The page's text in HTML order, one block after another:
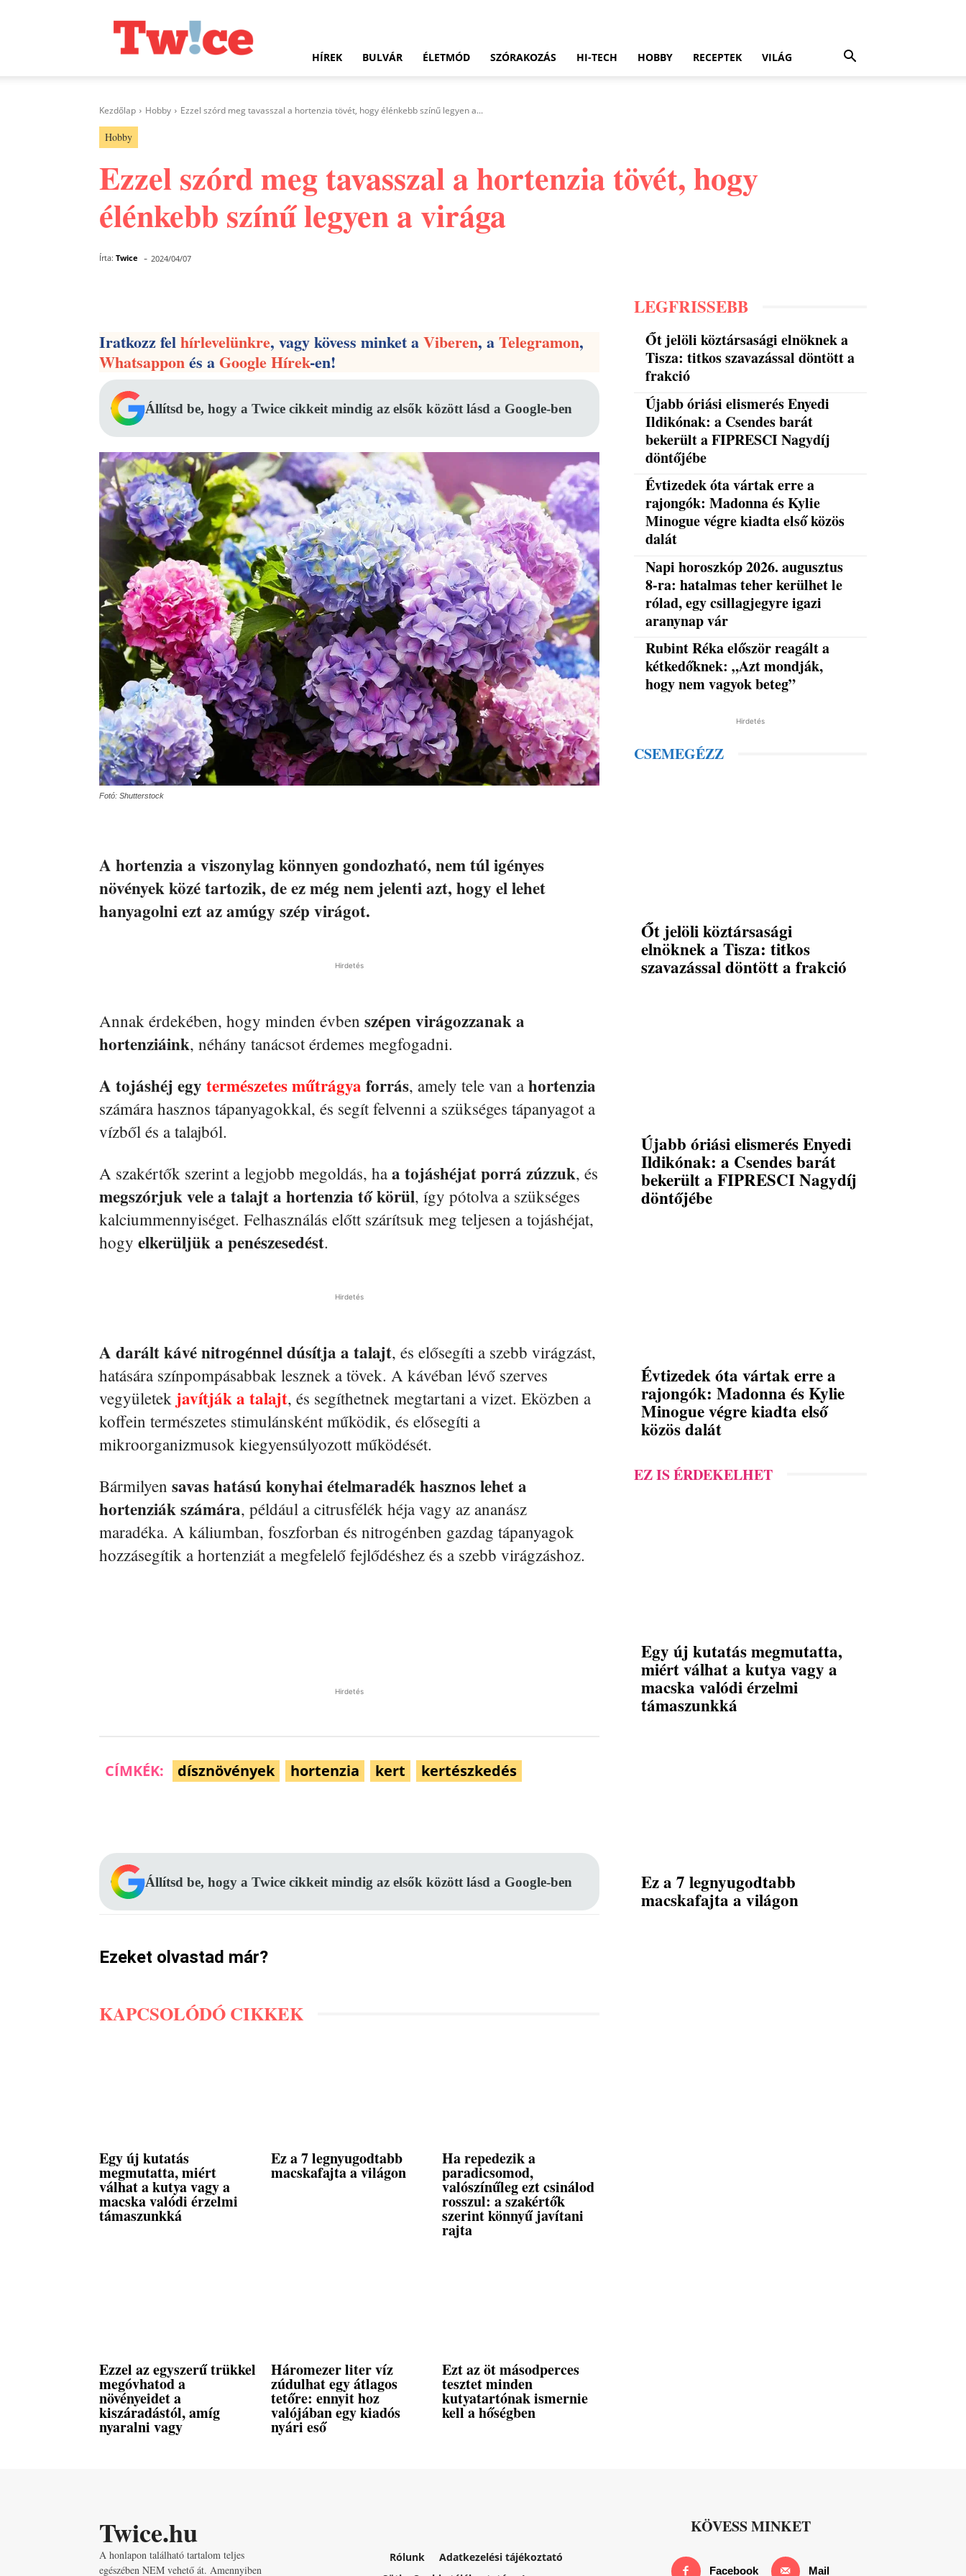
HÍREK BULVÁR ÉLETMÓD SZÓRAKOZÁS HI-TECH HOBBY RECEPTEK VILÁG
Kezdőlap Hobby Ezzel szórd meg tavasszal a hortenzia tövét, hogy élénkebb színű legyen a...
Hobby
Ezzel szórd meg tavasszal a hortenzia tövét, hogy
élénkebb színű legyen a virága
Írta: Twice - 2024/04/07
Iratkozz felhírlevelünkre, vagy kövess minket aViberen, aTelegramon,
Whatsapponés aGoogle Hírek-en!
Állítsd be, hogy a Twice cikkeit mindig az elsők között lásd a Google-ben
Fotó: Shutterstock
A hortenzia a viszonylag könnyen gondozható, nem túl igényes
növények közé tartozik, de ez még nem jelenti azt, hogy el lehet
hanyagolni ezt az amúgy szép virágot.
Hirdetés
Annak érdekében, hogy minden évben szépen virágozzanak a
hortenziáink, néhány tanácsot érdemes megfogadni.
A tojáshéj egy természetes műtrágya forrás, amely tele van a hortenzia
számára hasznos tápanyagokkal, és segít felvenni a szükséges tápanyagot a
vízből és a talajból.
A szakértők szerint a legjobb megoldás, ha a tojáshéjat porrá zúzzuk, és
megszórjuk vele a talajt a hortenzia tő körül, így pótolva a szükséges
kalciummennyiséget. Felhasználás előtt szárítsuk meg teljesen a tojáshéjat,
hogy elkerüljük a penészesedést.
Hirdetés
A darált kávé nitrogénnel dúsítja a talajt, és elősegíti a szebb virágzást,
hatására színpompásabbak lesznek a tövek. A kávéban lévő szerves
vegyületek javítják a talajt, és segíthetnek megtartani a vizet. Eközben a
koffein természetes stimulánsként működik, és elősegíti a
mikroorganizmusok kiegyensúlyozott működését.
Bármilyen savas hatású konyhai ételmaradék hasznos lehet a
hortenziák számára, például a citrusfélék héja vagy az ananász
maradéka. A káliumban, foszforban és nitrogénben gazdag tápanyagok
hozzásegítik a hortenziát a megfelelő fejlődéshez és a szebb virágzáshoz.
Hirdetés
CÍMKÉK: dísznövények hortenzia kert kertészkedés
Állítsd be, hogy a Twice cikkeit mindig az elsők között lásd a Google-ben
Ezeket olvastad már?
KAPCSOLÓDÓ CIKKEK
Egy új kutatás
megmutatta, miért
válhat a kutya vagy a
macska valódi érzelmi
támaszunkká
Ez a 7 legnyugodtabb
macskafajta a világon
Ha repedezik a
paradicsomod,
valószínűleg ezt csinálod
rosszul: a szakértők
szerint könnyű javítani
rajta
Ezzel az egyszerű trükkel
megóvhatod a
növényeidet a
kiszáradástól, amíg
nyaralni vagy
Háromezer liter víz
zúdulhat egy átlagos
tetőre: ennyit hoz
valójában egy kiadós
nyári eső
Ezt az öt másodperces
tesztet minden
kutyatartónak ismernie
kell a hőségben
LEGFRISSEBB
Őt jelöli köztársasági elnöknek a
Tisza: titkos szavazással döntött a
frakció
Újabb óriási elismerés Enyedi
Ildikónak: a Csendes barát
bekerült a FIPRESCI Nagydíj
döntőjébe
Évtizedek óta vártak erre a
rajongók: Madonna és Kylie
Minogue végre kiadta első közös
dalát
Napi horoszkóp 2026. augusztus
8-ra: hatalmas teher kerülhet le
rólad, egy csillagjegyre igazi
aranynap vár
Rubint Réka először reagált a
kétkedőknek: „Azt mondják,
hogy nem vagyok beteg”
Hirdetés
CSEMEGÉZZ
Őt jelöli köztársasági
elnöknek a Tisza: titkos
szavazással döntött a frakció
Újabb óriási elismerés Enyedi
Ildikónak: a Csendes barát
bekerült a FIPRESCI Nagydíj
döntőjébe
Évtizedek óta vártak erre a
rajongók: Madonna és Kylie
Minogue végre kiadta első
közös dalát
EZ IS ÉRDEKELHET
Egy új kutatás megmutatta,
miért válhat a kutya vagy a
macska valódi érzelmi
támaszunkká
Ez a 7 legnyugodtabb
macskafajta a világon
Twice.hu
A honlapon található tartalom teljes
egészében NEM vehető át. Amennyiben
Rólunk
Adatkezelési tájékoztató
KÖVESS MINKET
Facebook Mail